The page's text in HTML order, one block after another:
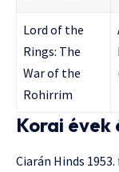
Lord of the
Rings: The
War of the
Rohirrim
Korai évek
Ciarán Hinds